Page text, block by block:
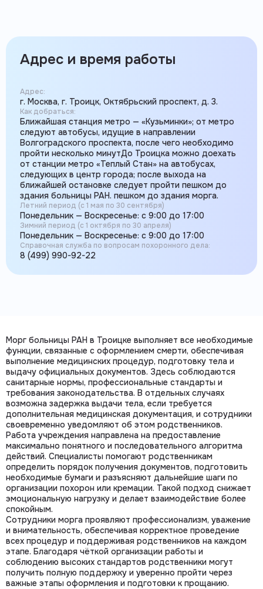
Адрес и время работы
Адрес:
г. Москва, г. Троицк, Октябрьский проспект, д. 3.
Как добраться:
Ближайшая станция метро — «Кузьминки»; от метро
следуют автобусы, идущие в направлении
Волгоградского проспекта, после чего необходимо
пройти несколько минутДо Троицка можно доехать
от станции метро «Теплый Стан» на автобусах,
следующих в центр города; после выхода на
ближайшей остановке следует пройти пешком до
здания больницы РАН. пешком до здания морга.
Летний период (с 1 мая по 30 сентября)
Понедельник — Воскресенье: с 9:00 до 17:00
Зимний период (с 1 октября по 30 апреля)
Понедельник — Воскресенье: с 9:00 до 17:00
Справочная служба по вопросам похоронного дела:
8 (499) 990-92-22
Морг больницы РАН в Троицке выполняет все необходимые
функции, связанные с оформлением смерти, обеспечивая
выполнение медицинских процедур, подготовку тела и
выдачу официальных документов. Здесь соблюдаются
санитарные нормы, профессиональные стандарты и
требования законодательства. В отдельных случаях
возможна задержка выдачи тела, если требуется
дополнительная медицинская документация, и сотрудники
своевременно уведомляют об этом родственников.
Работа учреждения направлена на предоставление
максимально понятного и последовательного алгоритма
действий. Специалисты помогают родственникам
определить порядок получения документов, подготовить
необходимые бумаги и разъясняют дальнейшие шаги по
организации похорон или кремации. Такой подход снижает
эмоциональную нагрузку и делает взаимодействие более
спокойным.
Сотрудники морга проявляют профессионализм, уважение
и внимательность, обеспечивая корректное проведение
всех процедур и поддерживая родственников на каждом
этапе. Благодаря чёткой организации работы и
соблюдению высоких стандартов родственники могут
получить полную поддержку и уверенно пройти через
важные этапы оформления и подготовки к прощанию.